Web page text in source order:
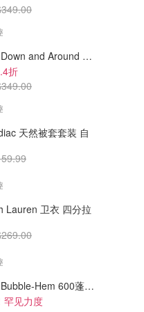
lululemon Down and Around 羽绒夹克
折
天然被套套装 自
卫衣 四分拉
lululemon Bubble-Hem 600蓬松羽绒夹克
罕见力度